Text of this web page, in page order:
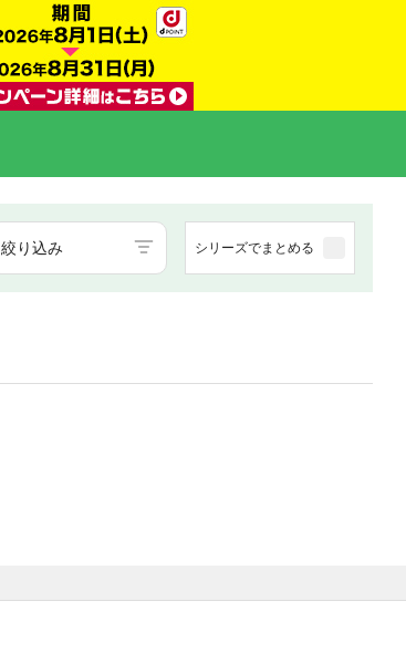
絞り込み シリーズでまとめる